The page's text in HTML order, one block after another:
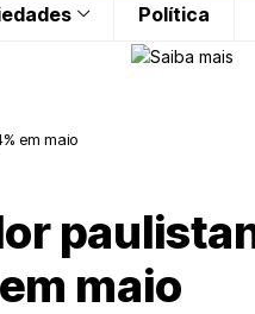
Política
em maio
maio